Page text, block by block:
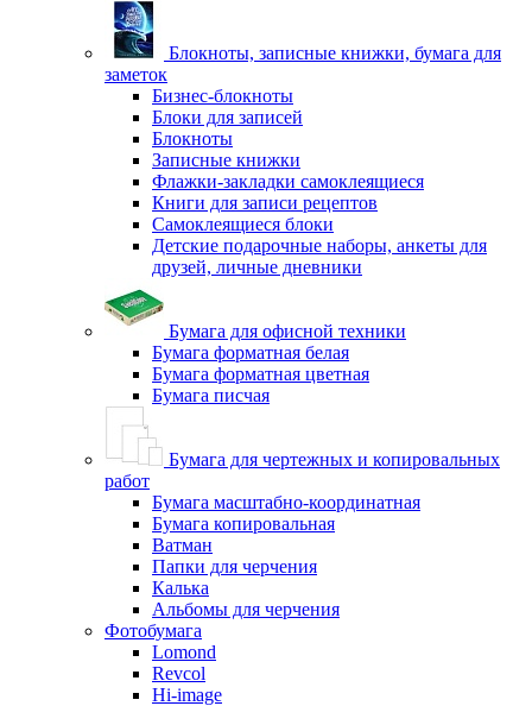
Блокноты, записные книжки, бумага для
заметок
Бизнес-блокноты
Блоки для записей
Блокноты
Записные книжки
Флажки-закладки самоклеящиеся
Книги для записи рецептов
Самоклеящиеся блоки
Детские подарочные наборы, анкеты для
друзей, личные дневники
Бумага для офисной техники
Бумага форматная белая
Бумага форматная цветная
Бумага писчая
Бумага для чертежных и копировальных
работ
Бумага масштабно-координатная
Бумага копировальная
Ватман
Папки для черчения
Калька
Альбомы для черчения
Фотобумага
Lomond
Revcol
Hi-image